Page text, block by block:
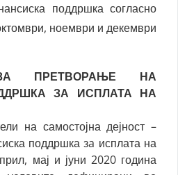
поддршка согласно
ноември и декември
ПРЕТВОРАЊЕ НА
ЗА ИСПЛАТА НА
на самостојна дејност –
поддршка зa исплата на
мај и јуни 2020 година